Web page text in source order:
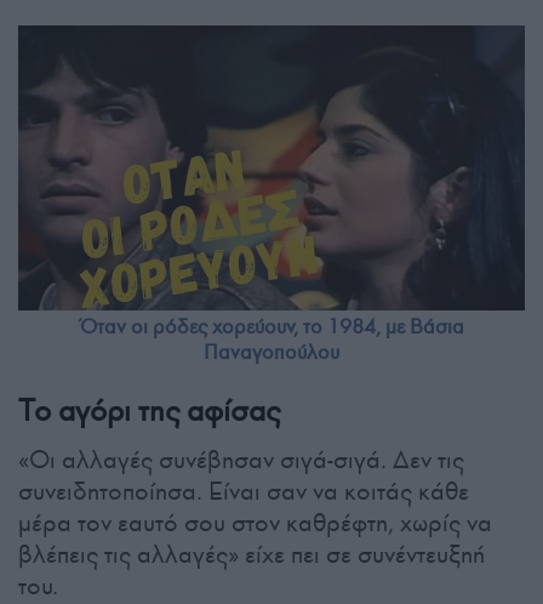
Όταν οι ρόδες χορεύουν, το 1984, με Βάσια
Παναγοπούλου
Το αγόρι της αφίσας
«Οι αλλαγές συνέβησαν σιγά-σιγά. Δεν τις
συνειδητοποίησα. Είναι σαν να κοιτάς κάθε
μέρα τον εαυτό σου στον καθρέφτη, χωρίς να
βλέπεις τις αλλαγές» είχε πει σε συνέντευξηή
του.